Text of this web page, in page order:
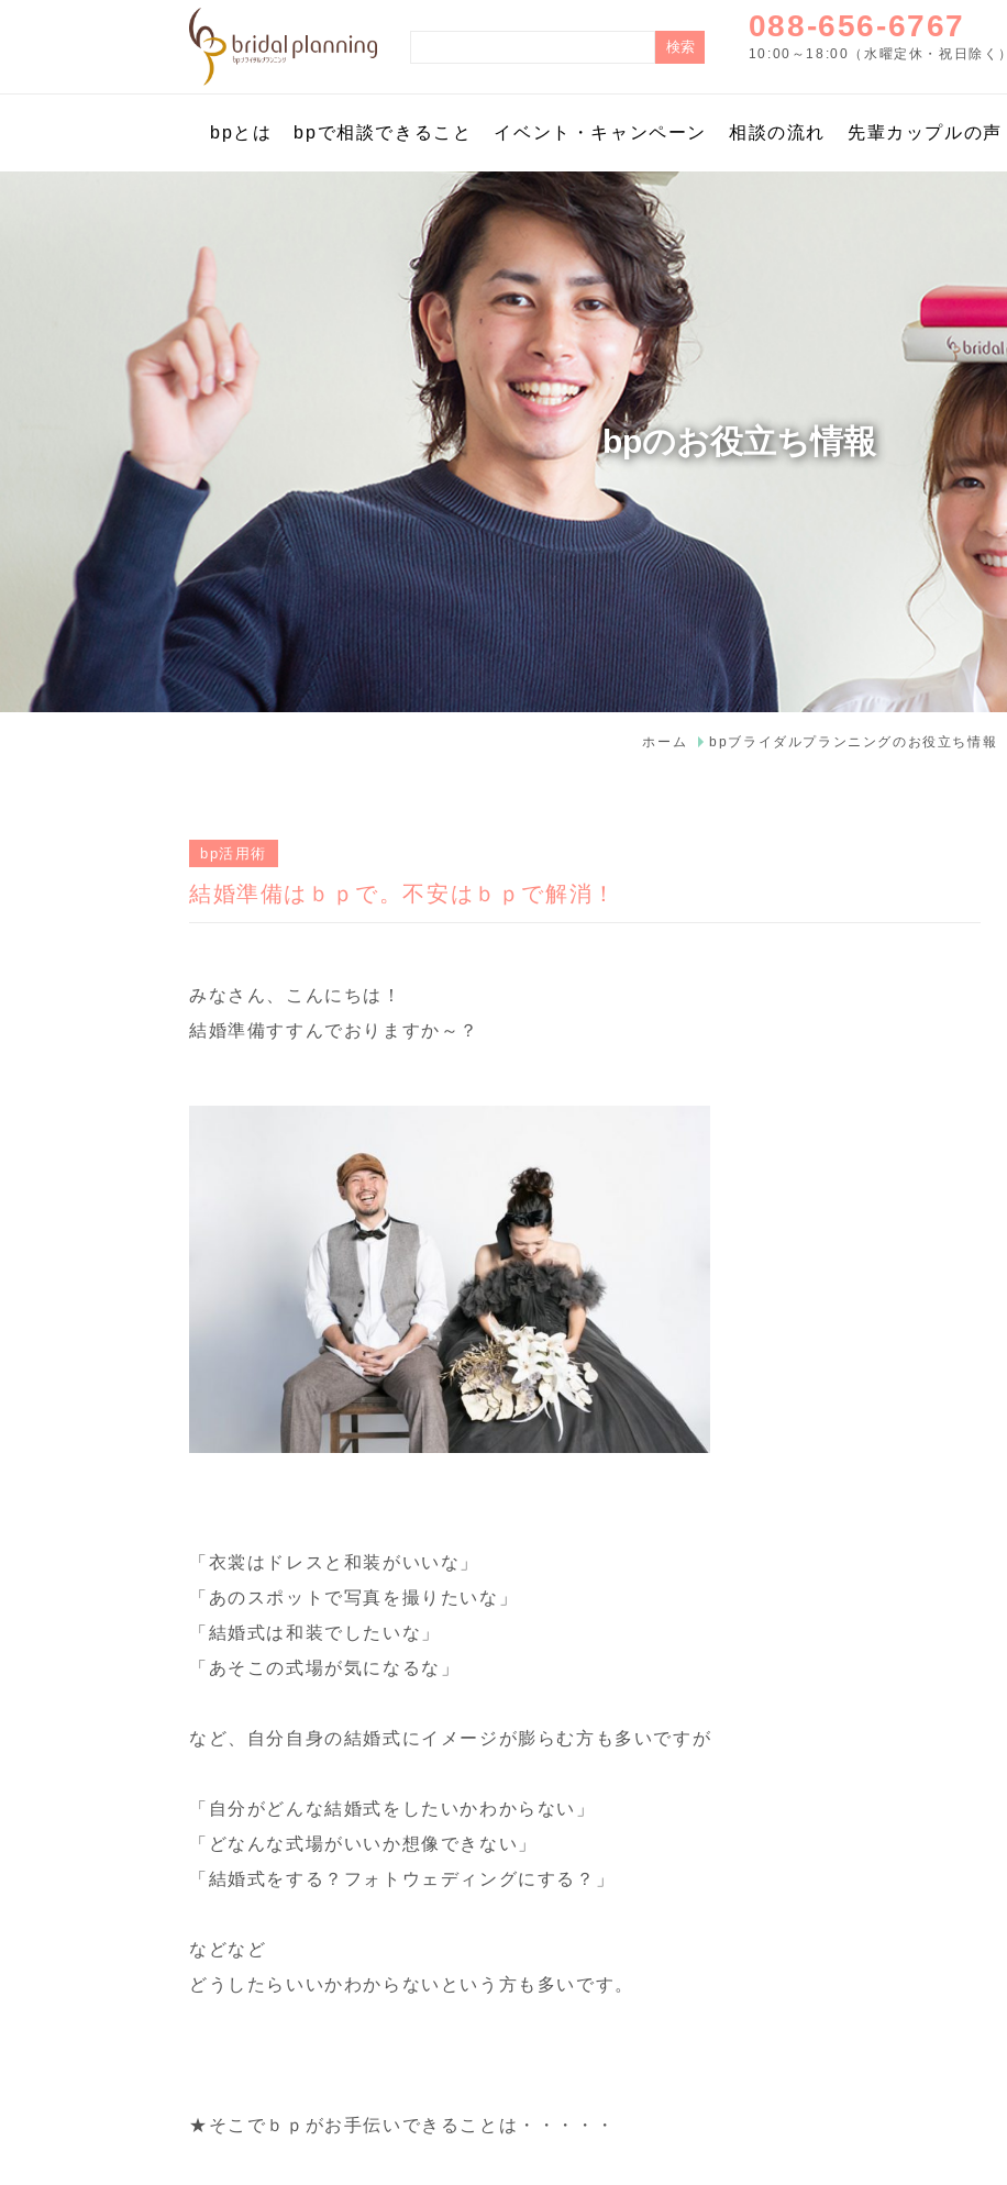
088-656-6767
10:00～18:00（水曜定休・祝日除く）
bpとは bpで相談できること イベント・キャンペーン 相談の流れ 先輩カップルの声
bpのお役立ち情報
ホーム bpブライダルプランニングのお役立ち情報
bp活用術
結婚準備はｂｐで。不安はｂｐで解消！
みなさん、こんにちは！
結婚準備すすんでおりますか～？
「衣裳はドレスと和装がいいな」
「あのスポットで写真を撮りたいな」
「結婚式は和装でしたいな」
「あそこの式場が気になるな」
など、自分自身の結婚式にイメージが膨らむ方も多いですが
「自分がどんな結婚式をしたいかわからない」
「どなんな式場がいいか想像できない」
「結婚式をする？フォトウェディングにする？」
などなど
どうしたらいいかわからないという方も多いです。
★そこでｂｐがお手伝いできることは・・・・・